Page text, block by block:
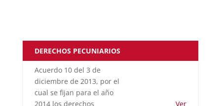
DERECHOS PECUNIARIOS
Acuerdo 10 del 3 de
diciembre de 2013, por el
cual se fijan para el año
2014 los derechos
Ver